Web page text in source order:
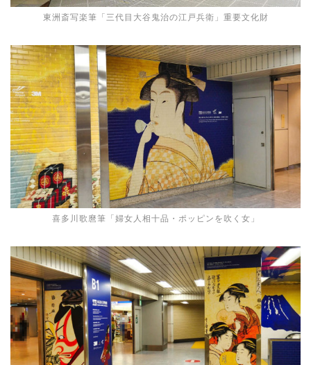
東洲斎写楽筆「三代目大谷鬼治の江戸兵衛」重要文化財
喜多川歌麿筆「婦女人相十品・ポッピンを吹く女」